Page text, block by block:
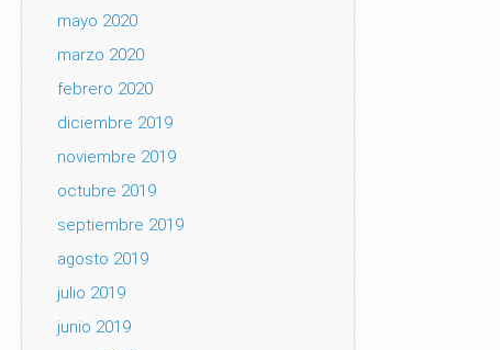
mayo 2020
marzo 2020
febrero 2020
diciembre 2019
noviembre 2019
octubre 2019
septiembre 2019
agosto 2019
julio 2019
junio 2019